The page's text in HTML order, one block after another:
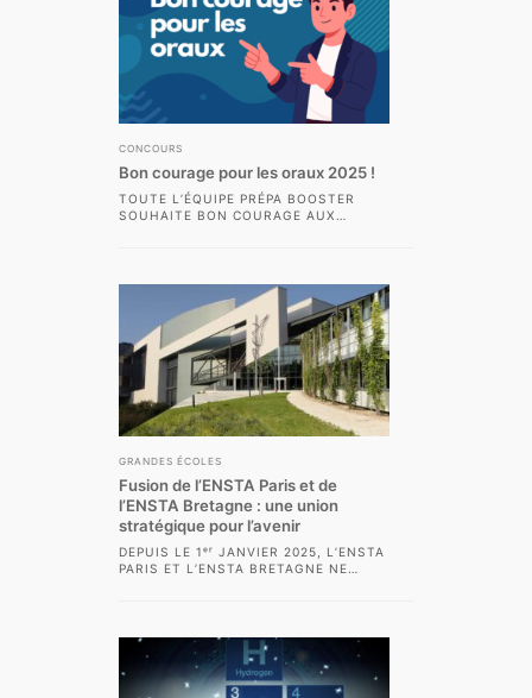
CONCOURS
Bon courage pour les oraux 2025 !
TOUTE L’ÉQUIPE PRÉPA BOOSTER
SOUHAITE BON COURAGE AUX
GRANDES ÉCOLES
Fusion de l’ENSTA Paris et de
l’ENSTA Bretagne : une union
stratégique pour l’avenir
DEPUIS LE 1ᵉʳ JANVIER 2025, L’ENSTA
PARIS ET L’ENSTA BRETAGNE NE